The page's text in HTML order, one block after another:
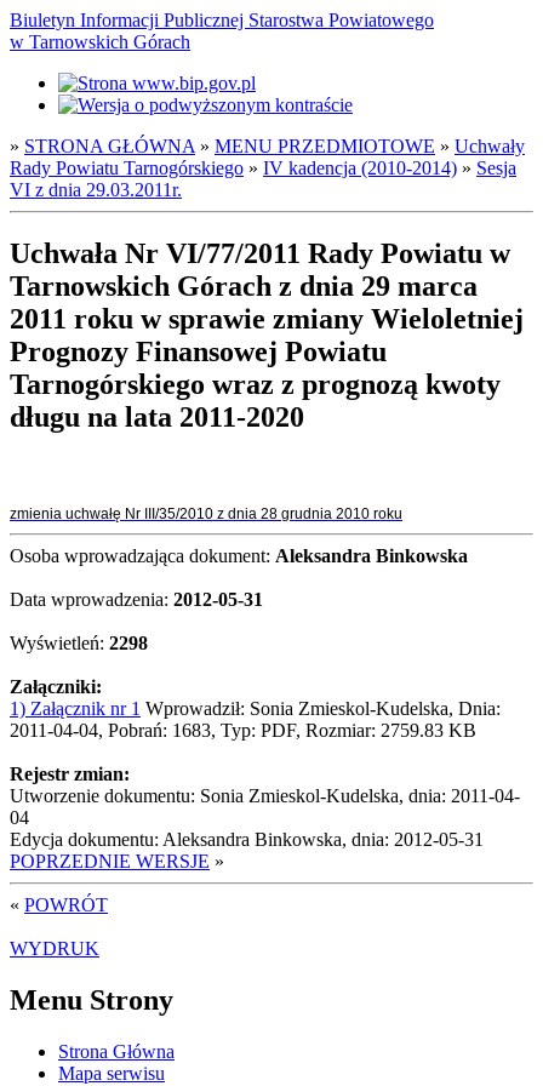
Biuletyn Informacji Publicznej Starostwa Powiatowego
w Tarnowskich Górach
» STRONA GŁÓWNA » MENU PRZEDMIOTOWE » Uchwały
Rady Powiatu Tarnogórskiego » IV kadencja (2010-2014) » Sesja
VI z dnia 29.03.2011r.
Uchwała Nr VI/77/2011 Rady Powiatu w
Tarnowskich Górach z dnia 29 marca
2011 roku w sprawie zmiany Wieloletniej
Prognozy Finansowej Powiatu
Tarnogórskiego wraz z prognozą kwoty
długu na lata 2011-2020
zmienia uchwałę Nr III/35/2010 z dnia 28 grudnia 2010 roku
Osoba wprowadzająca dokument: Aleksandra Binkowska
Data wprowadzenia: 2012-05-31
Wyświetleń: 2298
Załączniki:
1) Załącznik nr 1 Wprowadził: Sonia Zmieskol-Kudelska, Dnia:
2011-04-04, Pobrań: 1683, Typ: PDF, Rozmiar: 2759.83 KB
Rejestr zmian:
Utworzenie dokumentu: Sonia Zmieskol-Kudelska, dnia: 2011-04-
04
Edycja dokumentu: Aleksandra Binkowska, dnia: 2012-05-31
POPRZEDNIE WERSJE »
« POWRÓT
WYDRUK
Menu Strony
Strona Główna
Mapa serwisu